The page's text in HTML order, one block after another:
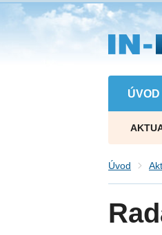
Přejít
na
hlavní
obsah
ÚVOD
Úvod